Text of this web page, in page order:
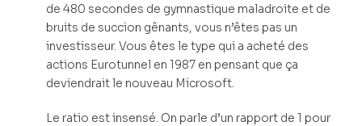
de 480 secondes de gymnastique maladroite et de
bruits de succion gênants, vous n’êtes pas un
investisseur. Vous êtes le type qui a acheté des
actions Eurotunnel en 1987 en pensant que ça
deviendrait le nouveau Microsoft.
Le ratio est insensé. On parle d’un rapport de 1 pour